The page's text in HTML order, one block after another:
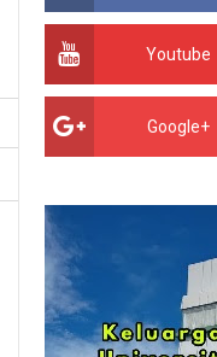
Youtube
Google+